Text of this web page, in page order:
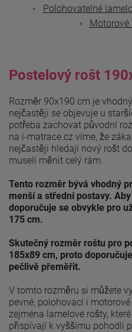
Polohovatelné
Motorové
Postelový rošt
Rozměr 90x190 cm je
nejčastěji se objevuje u
potřeba zachovat původní
na i-matrace.cz víme, že
nejčastěji hledají nový rošt
museli měnit celý rám.
Tento rozměr bývá vhodný
menší a střední postavy.
doporučuje se obvykle pro
175 cm.
Skutečný rozměr roštu pro
185x89 cm, proto
pečlivě přeměřit.
V tomto rozměru si můžete
pevné, polohovací i
zejména lamelové rošty,
přispívají k vyššímu pohodlí